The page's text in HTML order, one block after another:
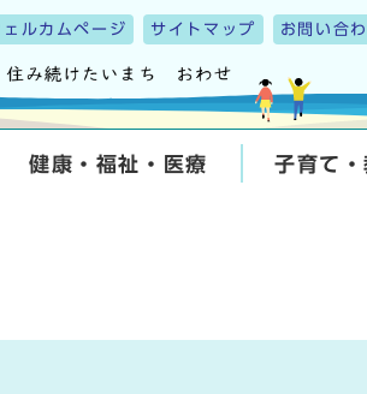
ェルカムページ サイトマップ お問い合
健康・福祉・医療 子育て・